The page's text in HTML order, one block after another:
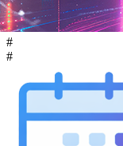
#
#